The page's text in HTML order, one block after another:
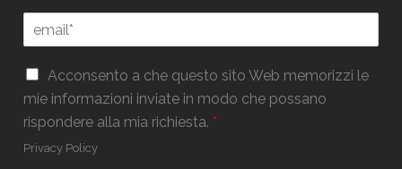
E
m
a
l
*
*
m
l
*
G
P
R
*
Acconsento a che questo sito Web memorizzi le
mie informazioni inviate in modo che possano
rispondere alla mia richiesta. *
Privacy Policy